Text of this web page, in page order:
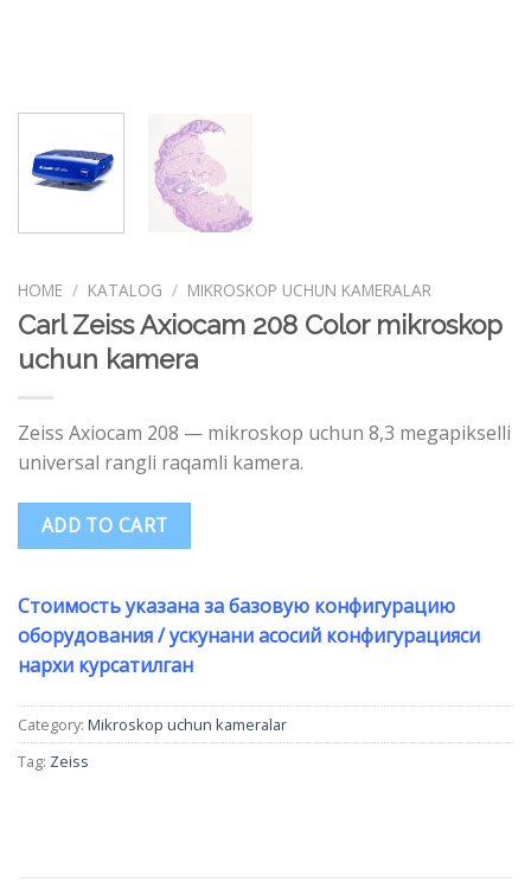
HOME / KATALOG / MIKROSKOP UCHUN KAMERALAR
Carl Zeiss Axiocam 208 Color mikroskop
uchun kamera
Zeiss Axiocam 208 — mikroskop uchun 8,3 megapikselli
universal rangli raqamli kamera.
ADD TO CART
Стоимость указана за базовую конфигурацию
оборудования / ускунани асосий конфигурацияси
нархи курсатилган
Category: Mikroskop uchun kameralar
Tag: Zeiss